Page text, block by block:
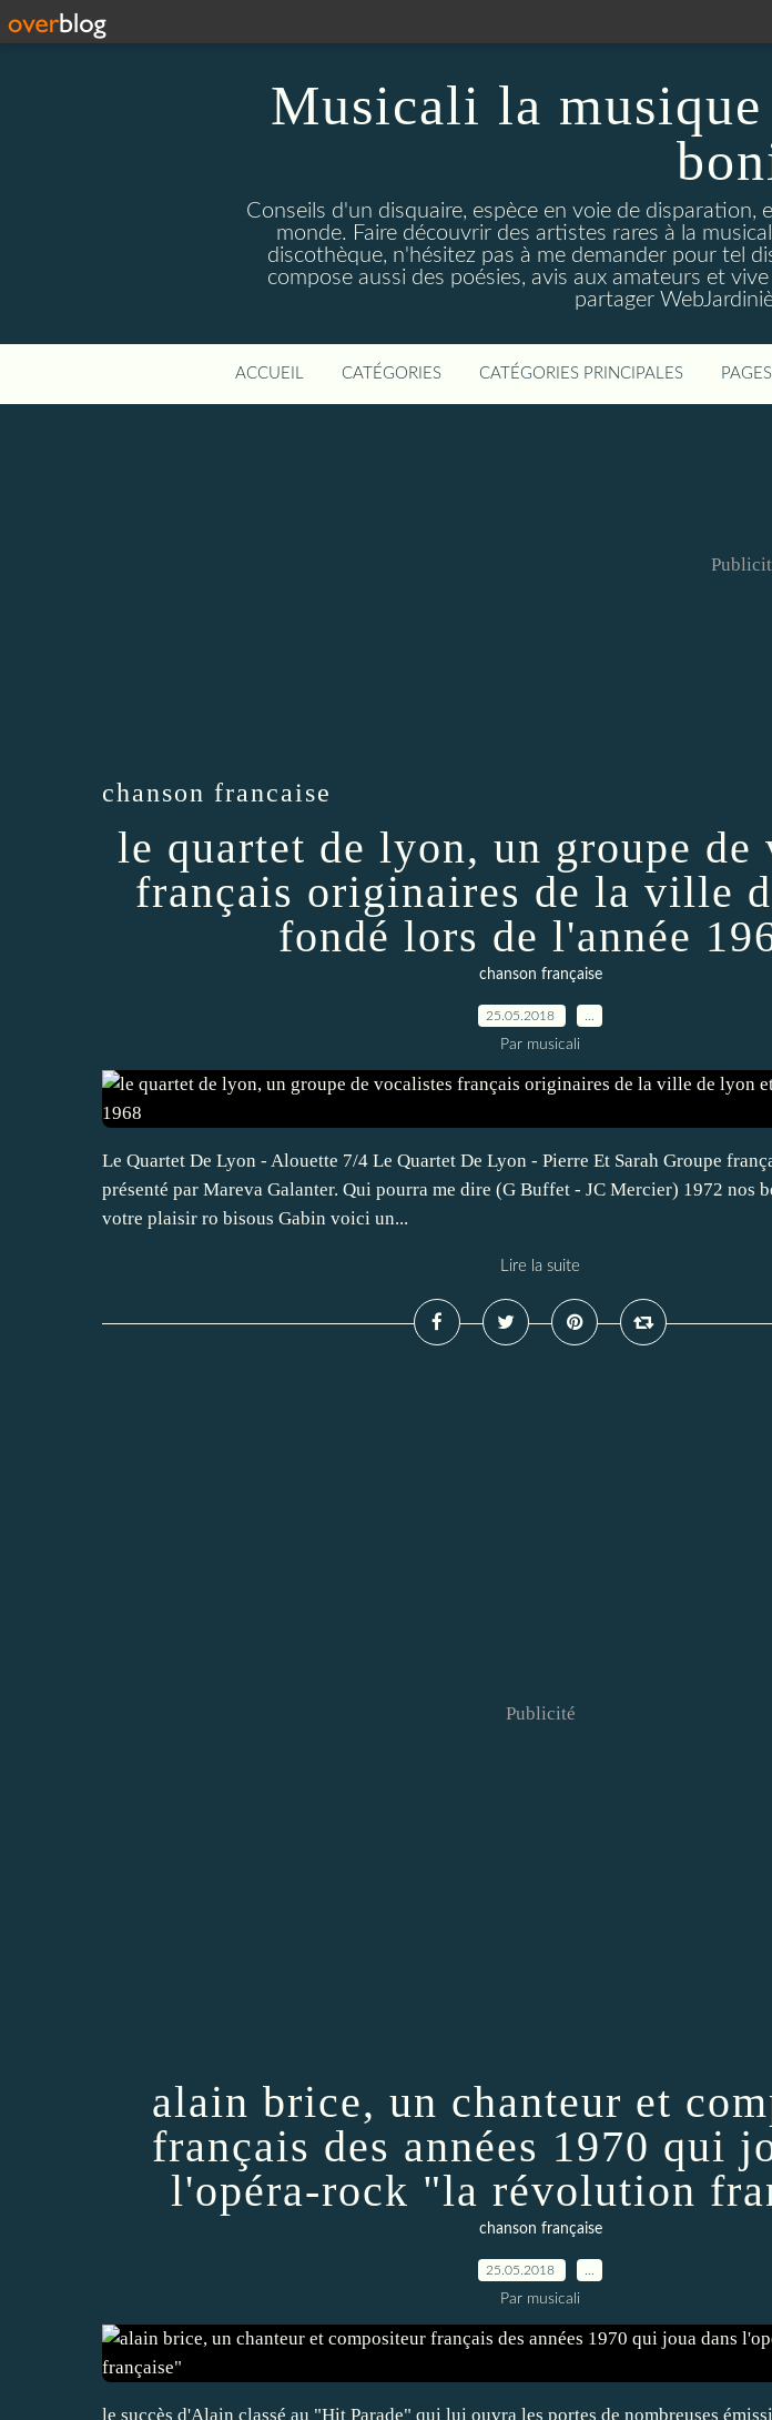
Musicali la
Conseils d'un disquaire, espèce en voie de disparation,
monde. Faire découvrir des artistes rares à la
discothèque, n'hésitez pas à me demander pour tel
compose aussi des poésies, avis aux amateurs et
partager
ACCUEIL CATÉGORIES CATÉGORIES PRINCIPALES PAGES
chanson francaise
le quartet de lyon, un groupe de
français originaires de la ville
fondé lors de l'année
chanson française
25.05.2018
Par musicali
Le Quartet De Lyon - Alouette 7/4 Le Quartet De Lyon - Pierre Et Sarah Groupe
présenté par Mareva Galanter. Qui pourra me dire (G Buffet - JC Mercier) 1972 nos
votre plaisir ro bisous Gabin voici un...
Lire la suite
Publicité
alain brice, un chanteur et
français des années 1970 qui
l'opéra-rock "la révolution
chanson française
25.05.2018
Par musicali
le succès d'Alain classé au "Hit Parade" qui lui ouvra les portes de nombreuses